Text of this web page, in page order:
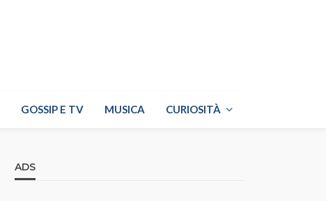
GOSSIP E TV MUSICA CURIOSITÀ
ADS